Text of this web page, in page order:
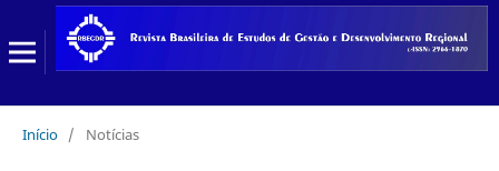
Início / Notícias